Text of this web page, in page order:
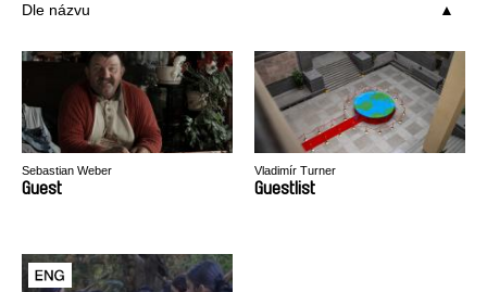
Dle názvu
Sebastian Weber
Guest
Vladimír Turner
Guestlist